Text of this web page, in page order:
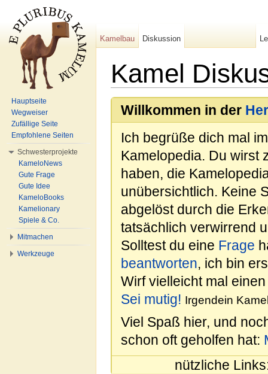
Kamel
Willkommen in der
Ich begrüße dich mal
Kamelopedia. Du wirst
haben, die
unübersichtlich. Keine
abgelöst durch die
tatsächlich verwirrend
Solltest du eine Frage
beantworten, ich bin
Wirf vielleicht mal
Sei mutig! Irgendein
Viel Spaß hier, und
schon oft geholfen hat:
nützliche
Kamelbau Diskussion
Hauptseite
Wegweiser
Zufällige Seite
Empfohlene Seiten
Schwesterprojekte
KameloNews
Gute Frage
Gute Idee
KameloBooks
Kamelionary
Spiele & Co.
Mitmachen
Werkzeuge